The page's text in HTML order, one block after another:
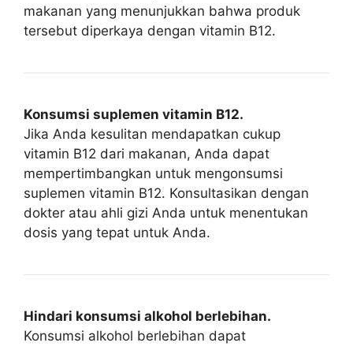
makanan yang menunjukkan bahwa produk
tersebut diperkaya dengan vitamin B12.
Konsumsi suplemen vitamin B12.
Jika Anda kesulitan mendapatkan cukup
vitamin B12 dari makanan, Anda dapat
mempertimbangkan untuk mengonsumsi
suplemen vitamin B12. Konsultasikan dengan
dokter atau ahli gizi Anda untuk menentukan
dosis yang tepat untuk Anda.
Hindari konsumsi alkohol berlebihan.
Konsumsi alkohol berlebihan dapat